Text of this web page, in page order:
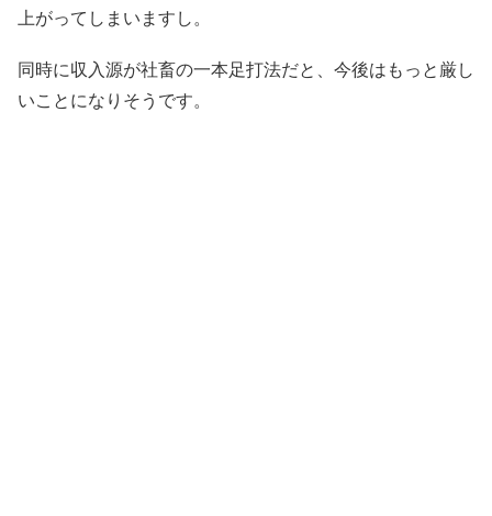
上がってしまいますし。
同時に収入源が社畜の一本足打法だと、今後はもっと厳し
いことになりそうです。